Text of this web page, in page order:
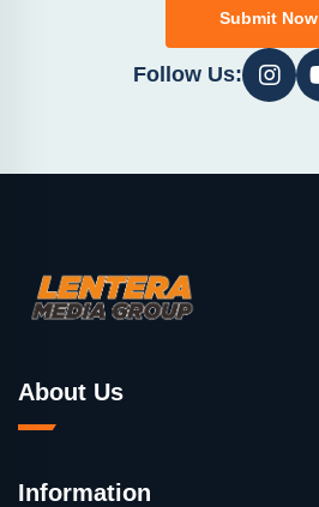
Submit Now
Follow Us:
About Us
Information